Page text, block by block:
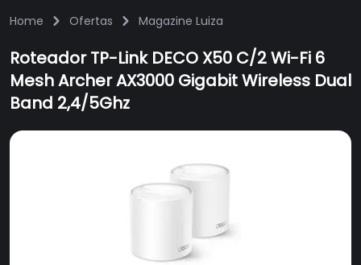
Home Ofertas Magazine Luiza
Roteador TP-Link DECO X50 C/2 Wi-Fi 6
Mesh Archer AX3000 Gigabit Wireless Dual
Band 2,4/5Ghz